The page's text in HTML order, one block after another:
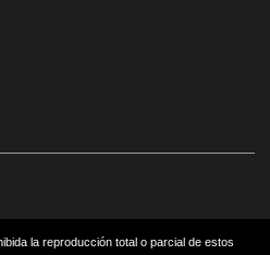
la reproducción total o parcial de estos